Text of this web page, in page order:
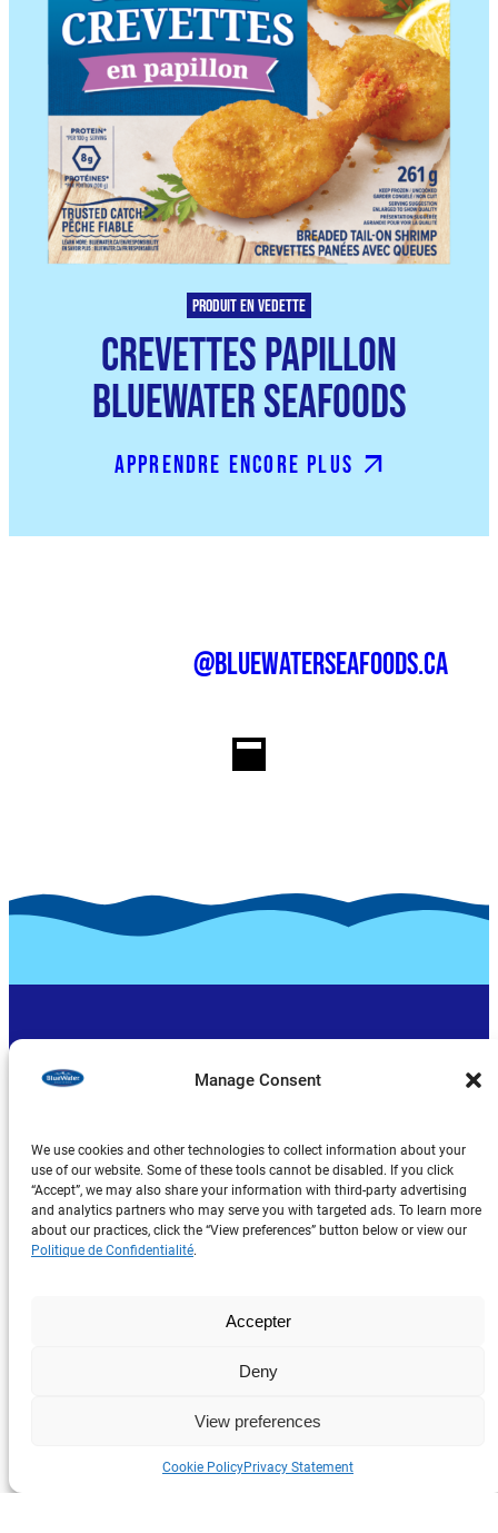
Manage Consent
We use cookies and other technologies to collect information about your
use of our website. Some of these tools cannot be disabled. If you click
“Accept”, we may also share your information with third-party advertising
and analytics partners who may serve you with targeted ads. To learn more
about our practices, click the “View preferences” button below or view our
Politique de Confidentialité.
Accepter
Deny
View preferences
Cookie PolicyPrivacy Statement
Produit en vedette
Crevettes papillon
BlueWater Seafoods
apprendre encore plus
@bluewaterseafoods.ca
Produits
à propos de nous
Politique de ConfidentialitéMention Légale